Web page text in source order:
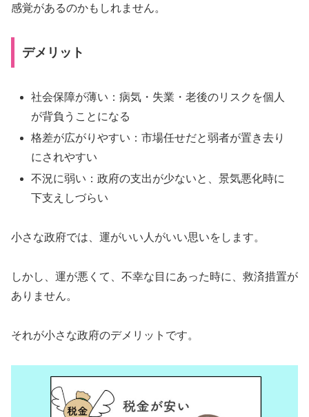
感覚があるのかもしれません。
デメリット
社会保障が薄い：病気・失業・老後のリスクを個人
が背負うことになる
格差が広がりやすい：市場任せだと弱者が置き去り
にされやすい
不況に弱い：政府の支出が少ないと、景気悪化時に
下支えしづらい
小さな政府では、運がいい人がいい思いをします。
しかし、運が悪くて、不幸な目にあった時に、救済措置が
ありません。
それが小さな政府のデメリットです。